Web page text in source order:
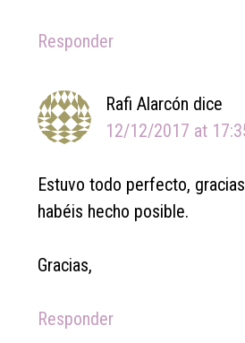
Responder
Rafi Alarcón dice
12/12/2017 at
Estuvo todo perfecto,
habéis hecho posible.
Gracias,
Responder